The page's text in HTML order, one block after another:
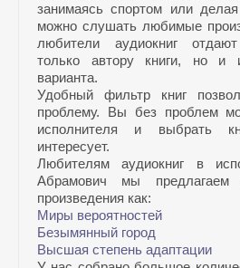
занимаясь спортом или
можно слушать любимые
любители аудиокниг
только автору книги, но и
варианта.
Удобный фильтр книг
проблему. Вы без проблем
исполнителя и выбрать
интересует.
Любителям аудиокниг в
Абрамович мы предлагаем
произведения как:
Миры вероятностей
Безымянный город
Высшая степень адаптации